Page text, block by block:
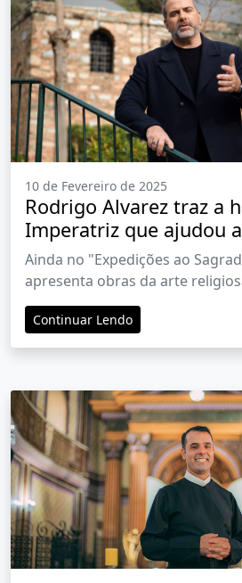
10 de Fevereiro de 2025
Rodrigo Alvarez traz a
Imperatriz que ajudou
devoção mariana
Ainda no "Expedições ao
apresenta obras da arte
Continuar Lendo